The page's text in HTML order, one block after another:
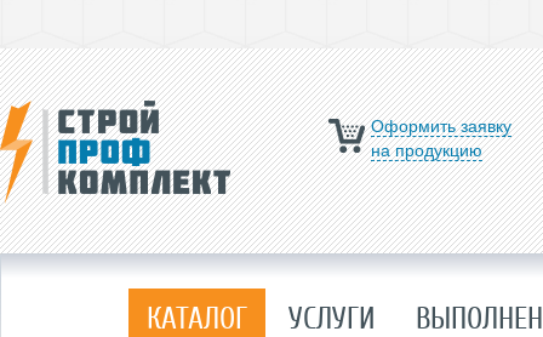
Оформить заявку
на продукцию
КАТАЛОГ УСЛУГИ